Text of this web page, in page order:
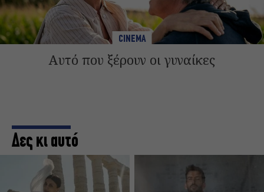
CINEMA
Αυτό που ξέρουν οι γυναίκες
Δες κι αυτό